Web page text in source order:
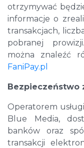
otrzymywać
informacje o
transakcjach,
pobranej
można znaleźć
FaniPay.pl
Bezpieczeństwo
Operatorem
Blue Media,
banków oraz
transakcji